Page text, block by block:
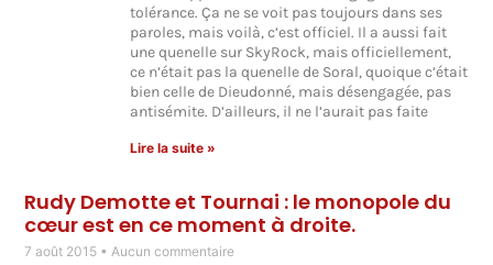
tolérance. Ça ne se voit pas toujours dans ses
paroles, mais voilà, c’est officiel. Il a aussi fait
une quenelle sur SkyRock, mais officiellement,
ce n’était pas la quenelle de Soral, quoique c’était
bien celle de Dieudonné, mais désengagée, pas
antisémite. D’ailleurs, il ne l’aurait pas faite
Lire la suite »
Rudy Demotte et Tournai : le monopole du
cœur est en ce moment à droite.
7 août 2015 Aucun commentaire